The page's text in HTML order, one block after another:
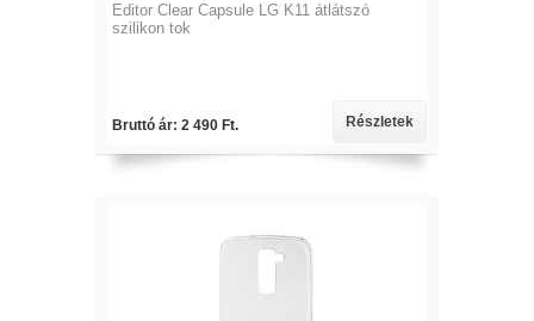
Editor Clear Capsule LG K11 átlátszó
szilikon tok
Bruttó ár: 2 490 Ft. Részletek